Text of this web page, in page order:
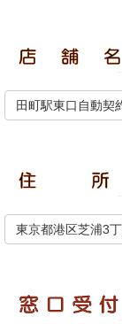
田町駅東口自動契
東京都港区芝浦3